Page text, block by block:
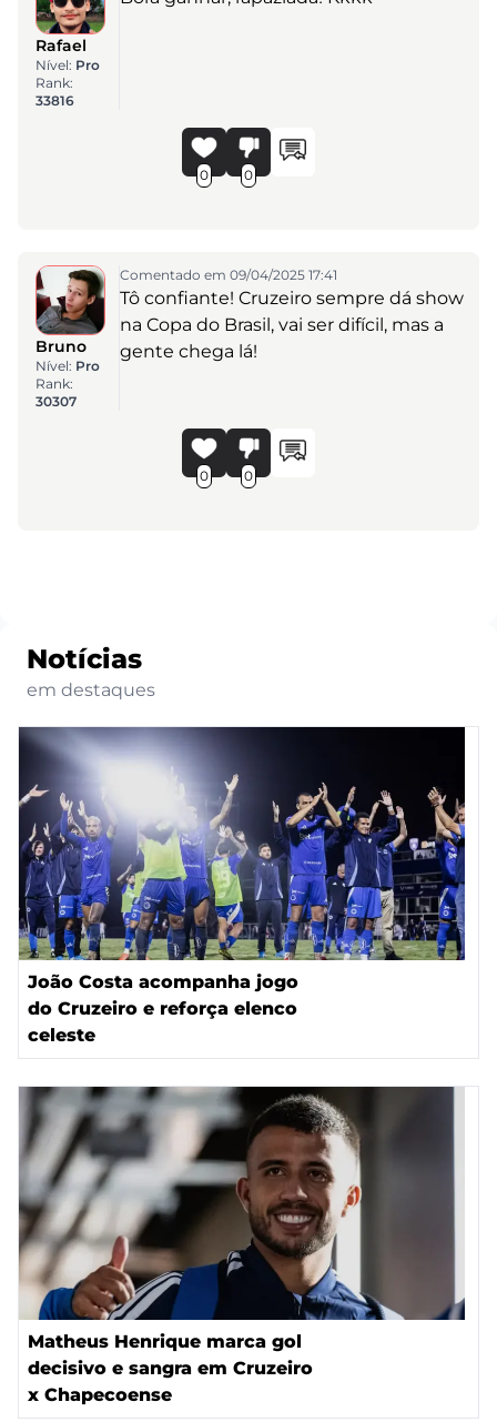
Rafael
Nível: Pro
Rank:
33816
0 0
Bruno
Nível: Pro
Rank:
30307
Comentado em 09/04/2025 17:41
Tô confiante! Cruzeiro sempre dá show
na Copa do Brasil, vai ser difícil, mas a
gente chega lá!
0 0
Notícias
em destaques
João Costa acompanha jogo
do Cruzeiro e reforça elenco
celeste
Matheus Henrique marca gol
decisivo e sangra em Cruzeiro
x Chapecoense